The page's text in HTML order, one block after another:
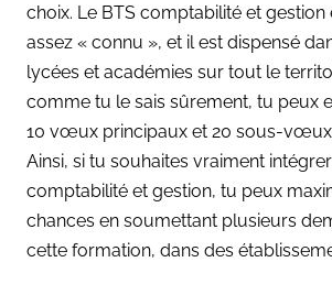
choix. Le BTS comptabilité et gestion
assez « connu », et il est dispensé
lycées et académies sur tout le
comme tu le sais sûrement, tu peux
10 vœux principaux et 20 sous-
Ainsi, si tu souhaites vraiment
comptabilité et gestion, tu peux
chances en soumettant plusieurs
cette formation, dans des